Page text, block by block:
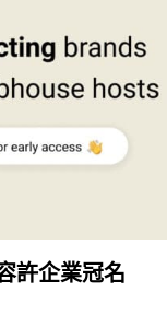
許企業冠名